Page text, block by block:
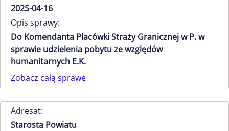
2025-04-16
Opis sprawy:
Do Komendanta Placówki Straży Granicznej w P. w
sprawie udzielenia pobytu ze względów
humanitarnych E.K.
Zobacz całą sprawę
Adresat:
Starosta Powiatu